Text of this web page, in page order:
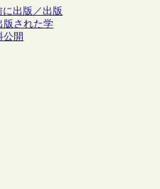
に出版／出版
版された学
公開